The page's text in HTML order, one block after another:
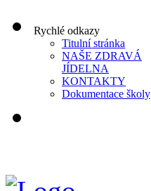
Rychlé odkazy
Titulní stránka
NAŠE ZDRAVÁ
JÍDELNA
KONTAKTY
Dokumentace školy